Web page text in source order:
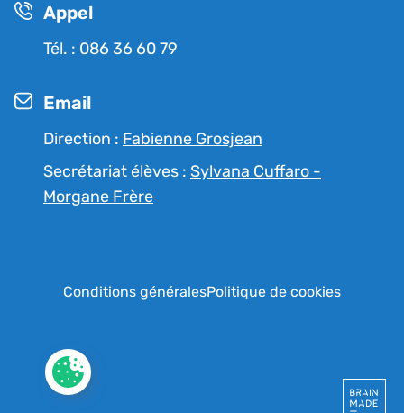
Appel
Tél. : 086 36 60 79
Email
Direction : Fabienne Grosjean
Secrétariat élèves : Sylvana Cuffaro -
Morgane Frère
RGPD
Conditions généralesPolitique de cookies